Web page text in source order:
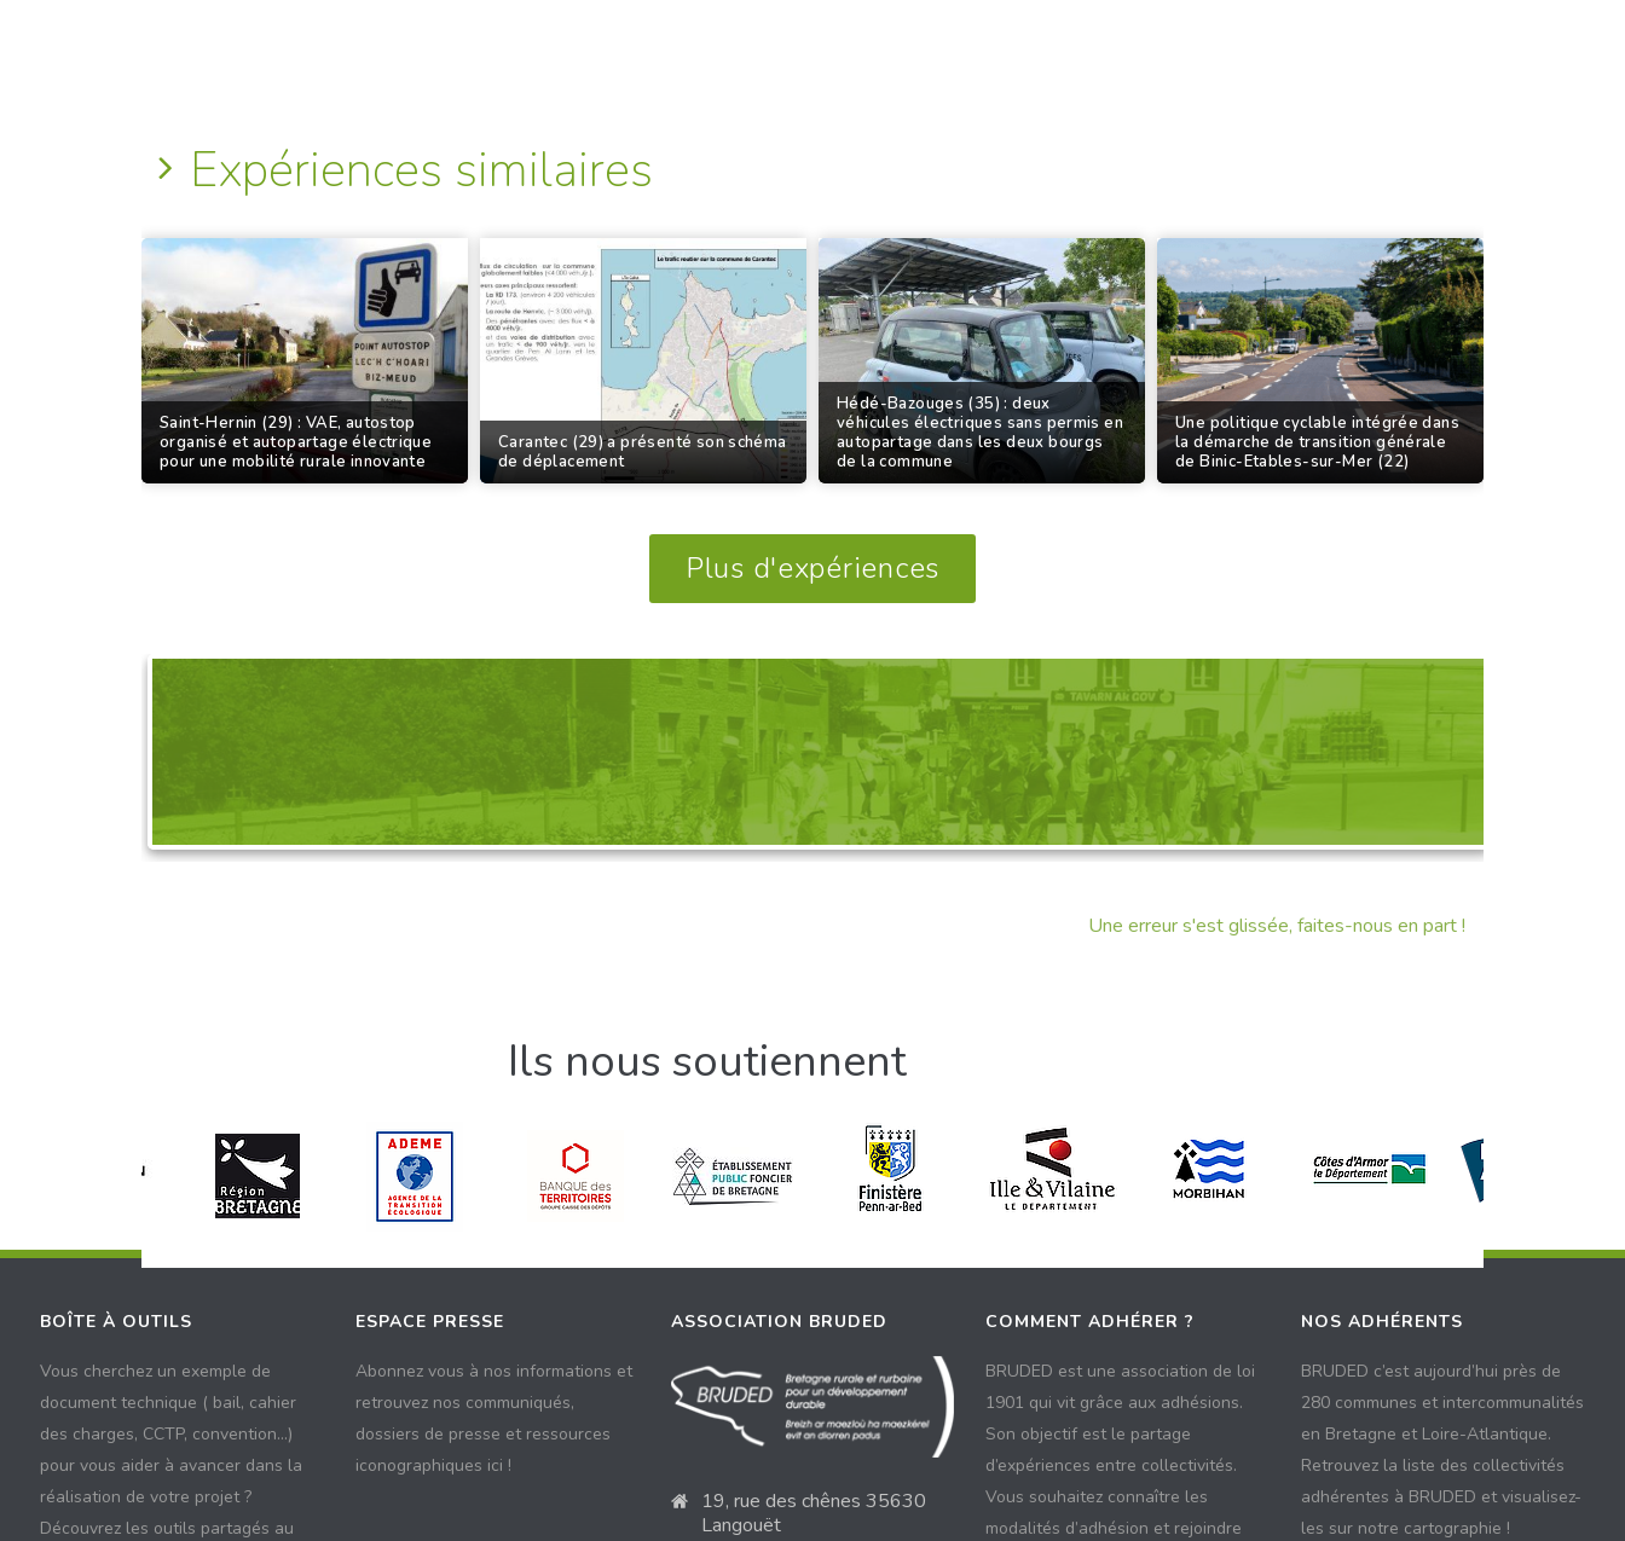
Expériences similaires
Saint-Hernin (29) : VAE, autostop
organisé et autopartage électrique
pour une mobilité rurale innovante
Carantec (29) a présenté son schéma
de déplacement
Hédé-Bazouges (35) : deux
véhicules électriques sans permis en
autopartage dans les deux bourgs
de la commune
Une politique cyclable intégrée dans
la démarche de transition générale
de Binic-Etables-sur-Mer (22)
Plus d'expériences
DEMANDEZ L'ORGANISATION D'UNE VISITE, D'UNE RENCONTRE
Découvrez nos propositions
Une erreur s'est glissée, faites-nous en part !
Ils nous soutiennent
BOÎTE À OUTILS
Vous cherchez un exemple de
document technique ( bail, cahier
des charges, CCTP, convention...)
pour vous aider à avancer dans la
réalisation de votre projet ?
Découvrez les outils partagés au
ESPACE PRESSE
Abonnez vous à nos informations et
retrouvez nos communiqués,
dossiers de presse et ressources
iconographiques ici !
ASSOCIATION BRUDED
19, rue des chênes 35630
Langouët
COMMENT ADHÉRER ?
BRUDED est une association de loi
1901 qui vit grâce aux adhésions.
Son objectif est le partage
d’expériences entre collectivités.
Vous souhaitez connaître les
modalités d’adhésion et rejoindre
NOS ADHÉRENTS
BRUDED c’est aujourd’hui près de
280 communes et intercommunalités
en Bretagne et Loire-Atlantique.
Retrouvez la liste des collectivités
adhérentes à BRUDED et visualisez-
les sur notre cartographie !